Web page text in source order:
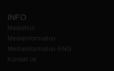
INFO
Mediehus
Medieinformation
Mediainformation-ENG
Kontakt os